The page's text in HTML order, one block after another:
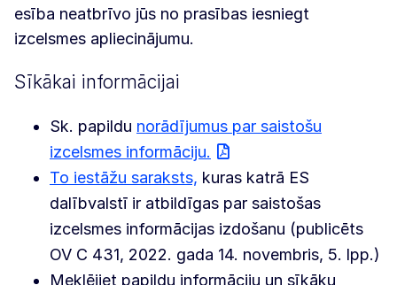
esība neatbrīvo jūs no prasības iesniegt
izcelsmes apliecinājumu.
Sīkākai informācijai
Sk. papildu norādījumus par saistošu
izcelsmes informāciju.
To iestāžu saraksts, kuras katrā ES
dalībvalstī ir atbildīgas par saistošas
izcelsmes informācijas izdošanu (publicēts
OV C 431, 2022. gada 14. novembris, 5. lpp.)
Meklējiet papildu informāciju un sīkāku